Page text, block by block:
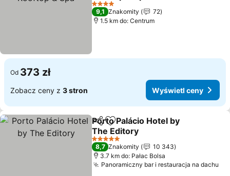
4 Kategoria
9,1 Znakomity
72
1.5 km do: Centrum
Od 373 zł
Zobacz ceny z 3 stron Wyświetl ceny
Udostępnij
Dodaj do ulubionych
Porto Palácio Hotel by
The Editory
5 Kategoria
8,7 Znakomity
10 343
3.7 km do: Pałac Bolsa
Panoramiczny bar i restauracja na dachu